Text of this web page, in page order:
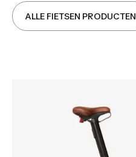
ALLE FIETSEN PRODUCTEN